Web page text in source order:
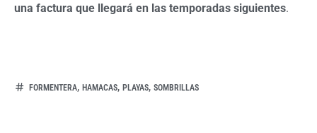
una factura que llegará en las temporadas siguientes.
FORMENTERA, HAMACAS, PLAYAS, SOMBRILLAS